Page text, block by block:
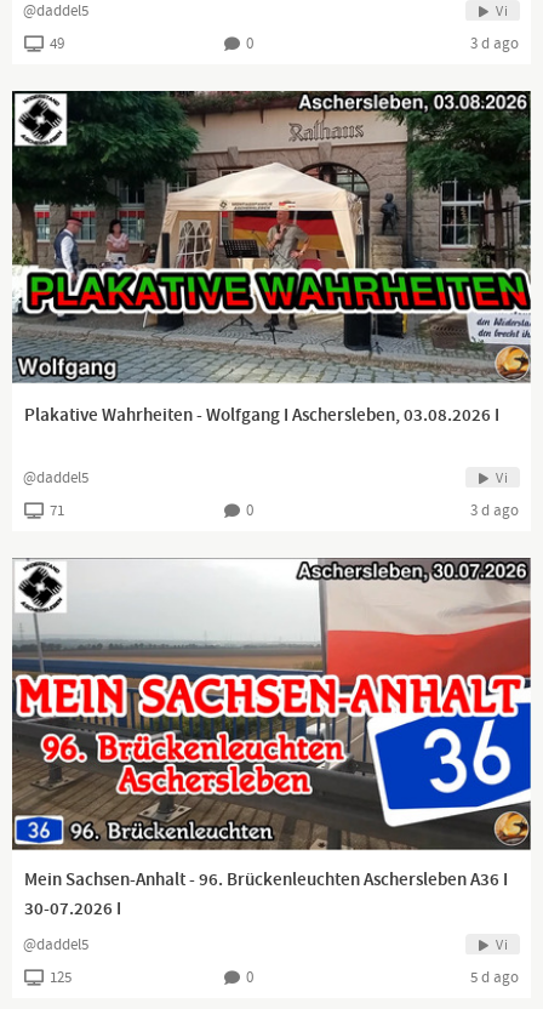
@daddel5 Vi
49 0 3 d ago
Plakative Wahrheiten - Wolfgang I Aschersleben, 03.08.2026 I
@daddel5 Vi
71 0 3 d ago
Mein Sachsen-Anhalt - 96. Brückenleuchten Aschersleben A36 I
30-07.2026 I
@daddel5 Vi
125 0 5 d ago